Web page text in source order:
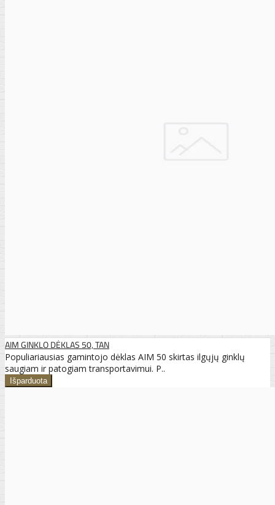
AIM GINKLO DĖKLAS 50, TAN
Populiariausias gamintojo dėklas AIM 50 skirtas ilgųjų ginklų
saugiam ir patogiam transportavimui. P..